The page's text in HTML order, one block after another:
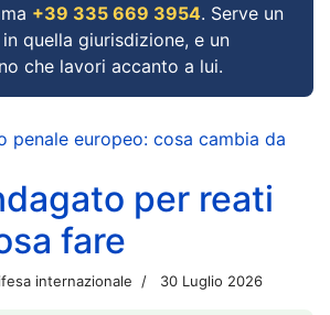
+39 335 669 3954. Serve un
quella giurisdizione, e un
che lavori accanto a lui.
penale europeo: cosa cambia da
per reati
fare
internazionale 30 Luglio 2026